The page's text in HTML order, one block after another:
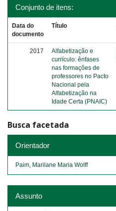
Conjunto de itens:
Data do
documento
Título
2017
Alfabetização e
currículo: ênfases
nas formações de
professores no Pacto
Nacional pela
Alfabetização na
Idade Certa (PNAIC)
Busca facetada
Orientador
Paim, Marilane Maria Wolff
Assunto